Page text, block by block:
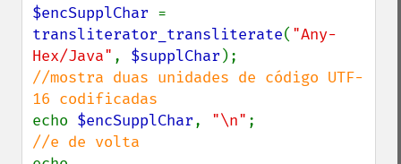
$encSupplChar
transliterator_transliterate( "Any-
Hex/Java" , $supplChar
//mostra duas unidades de código UTF-
echo $encSupplChar, "\n"